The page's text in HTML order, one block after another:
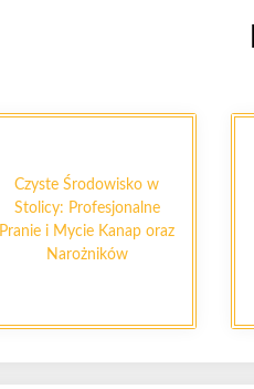
Czyste Środowisko w
Stolicy: Profesjonalne
Pranie i Mycie Kanap oraz
Narożników